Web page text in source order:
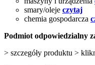
smary/oleje czytaj
chemia gospodarcza
Podmiot odpowiedzialny
> szczegóły produktu >